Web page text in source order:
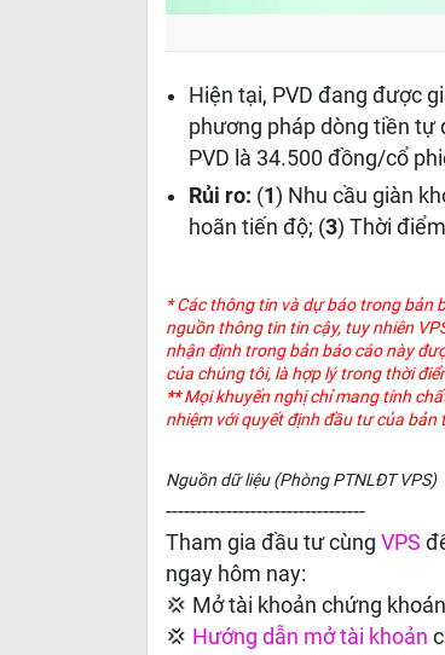
Hiện tại, PVD đang được
phương pháp dòng tiền tự
PVD là 34.500 đồng/cổ
Rủi ro: (1) Nhu cầu giàn
hoãn tiến độ; (3) Thời
* Các thông tin và dự báo trong bản
nguồn thông tin tin cậy, tuy nhiên
nhận định trong bản báo cáo này
của chúng tôi, là hợp lý trong thời
**Mọi khuyến nghị chỉ mang tính
nhiệm với quyết định đầu tư của bản
Nguồn dữ liệu (Phòng PTNLĐT VPS)
---------------------------------
Tham gia đầu tư cùng VPS
ngay hôm nay:
💢 Mở tài khoản chứng
💢 Hướng dẫn mở tài khoản